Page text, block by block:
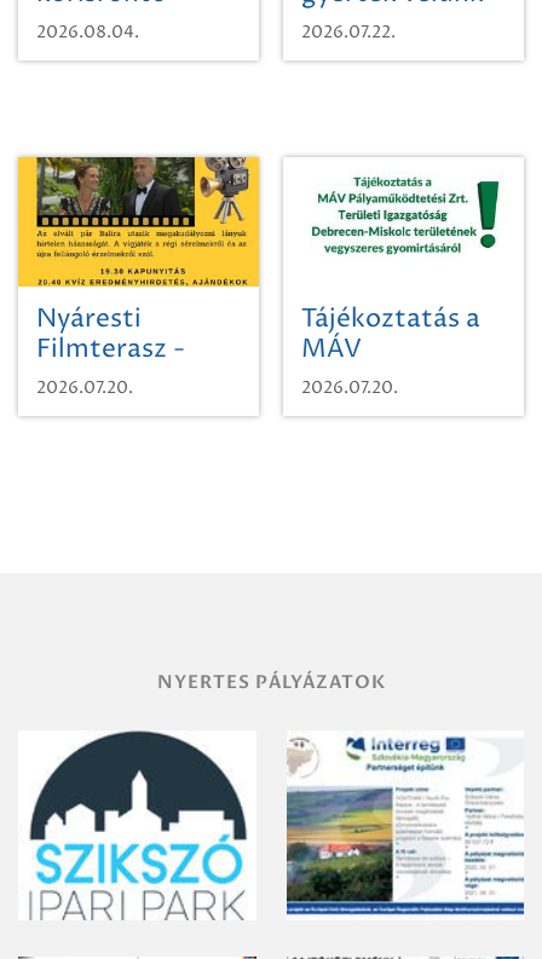
karcsúdíszbogárról
2026.08.04.
egy városi
időutazásra!
2026.07.22.
Nyáresti
Filmterasz -
Beugró a
Paradicsomba
2026.07.20.
Tájékoztatás a
MÁV
Pályaműködtetési
Zrt. Területi
2026.07.20.
NYERTES PÁLYÁZATOK